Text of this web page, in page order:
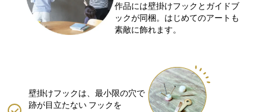
作品には壁掛けフックとガイドブ
ックが同梱。はじめてのアートも
素敵に飾れます。
壁掛けフックは、最小限の穴で
跡が目立たない フックを